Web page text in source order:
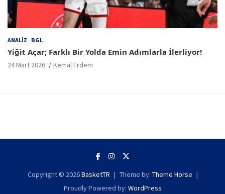
ANALIZ BGL
Yiğit Açar; Farklı Bir Yolda Emin Adımlarla İlerliyor!
24 Mart 2026 Kemal Erdem
Copyright © 2026BasketTR Theme by: Theme Horse
Proudly Powered by: WordPress